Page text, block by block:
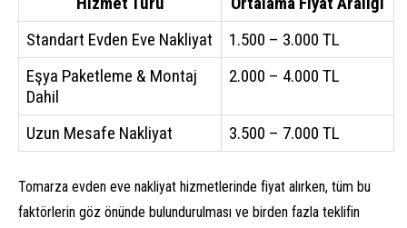
Standart Evden Eve Nakliyat
1.500 – 3.000 TL
Eşya Paketleme & Montaj
Dahil
2.000 – 4.000 TL
Uzun Mesafe Nakliyat 3.500 – 7.000 TL
Tomarza evden eve nakliyat hizmetlerinde fiyat alırken, tüm bu
faktörlerin göz önünde bulundurulması ve birden fazla teklifin